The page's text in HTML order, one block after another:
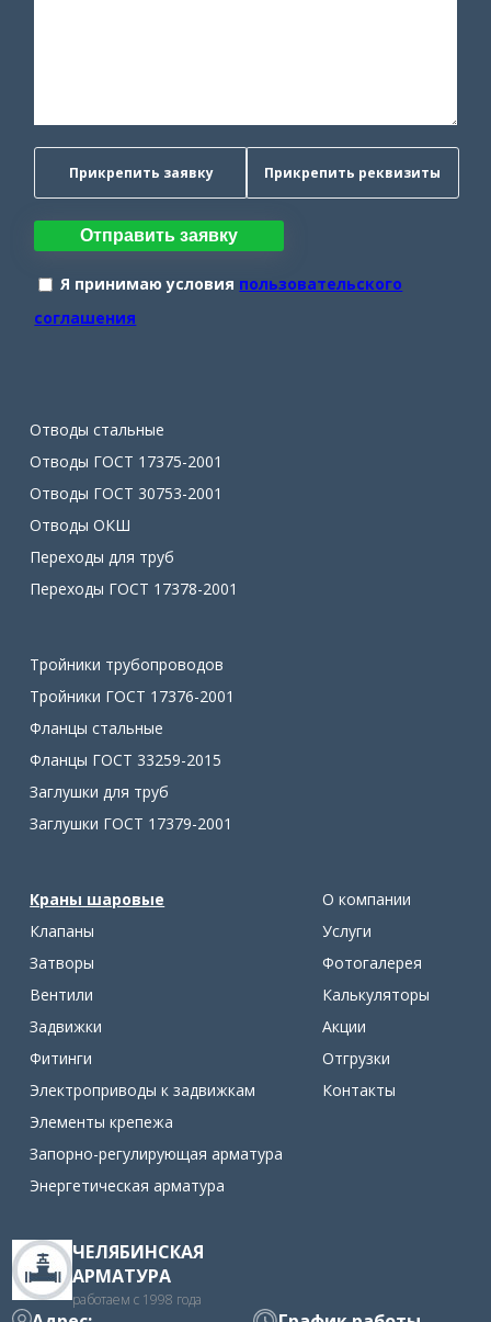
Прикрепить заявку Прикрепить реквизиты
Отправить заявку
Я принимаю условия пользовательского
соглашения
Отводы стальные
Отводы ГОСТ 17375-2001
Отводы ГОСТ 30753-2001
Отводы ОКШ
Переходы для труб
Переходы ГОСТ 17378-2001
Тройники трубопроводов
Тройники ГОСТ 17376-2001
Фланцы стальные
Фланцы ГОСТ 33259-2015
Заглушки для труб
Заглушки ГОСТ 17379-2001
Краны шаровые
Клапаны
Затворы
Вентили
Задвижки
Фитинги
Электроприводы к задвижкам
Элементы крепежа
Запорно-регулирующая арматура
Энергетическая арматура
О компании
Услуги
Фотогалерея
Калькуляторы
Акции
Отгрузки
Контакты
ЧЕЛЯБИНСКАЯ
АРМАТУРА
работаем с 1998 года